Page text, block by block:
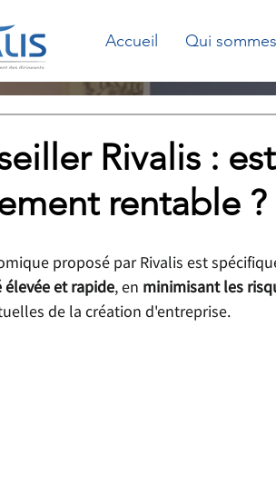
Accueil Qui
Rivalis :
rentable ?
proposé par Rivalis est
et rapide, en minimisant les
de la création d'entreprise.